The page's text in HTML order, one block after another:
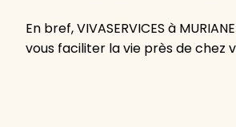
En bref, VIVASERVICES à
vous faciliter la vie près de chez